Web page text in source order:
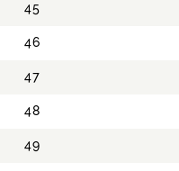
45
46
47
48
49